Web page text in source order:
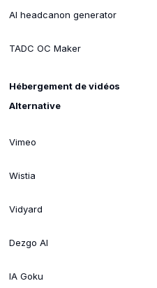
AI headcanon generator
TADC OC Maker
Hébergement de vidéos
Alternative
Vimeo
Wistia
Vidyard
Dezgo AI
IA Goku